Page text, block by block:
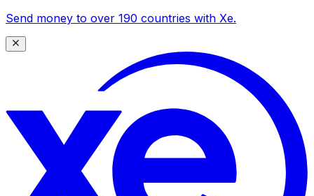
Send money to over 190 countries with Xe.